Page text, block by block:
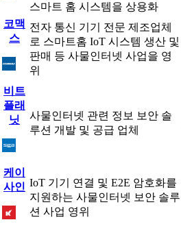
스마트 홈 시스템을 상용화
코맥
스
전자 통신 기기 전문 제조업체
로 스마트홈 IoT 시스템 생산 및
판매 등 사물인터넷 사업을 영
위
비트
플래
닛
사물인터넷 관련 정보 보안 솔
루션 개발 및 공급 업체
케이
사인 IoT 기기 연결 및 E2E 암호화를
지원하는 사물인터넷 보안 솔루
션 사업 영위